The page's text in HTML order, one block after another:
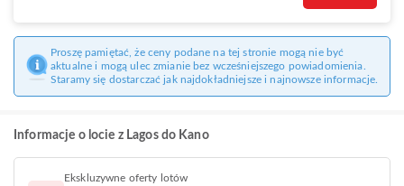
Proszę pamiętać, że ceny podane na tej stronie mogą nie być
aktualne i mogą ulec zmianie bez wcześniejszego powiadomienia.
Staramy się dostarczać jak najdokładniejsze i najnowsze informacje.
Informacje o locie z Lagos do Kano
Ekskluzywne oferty lotów